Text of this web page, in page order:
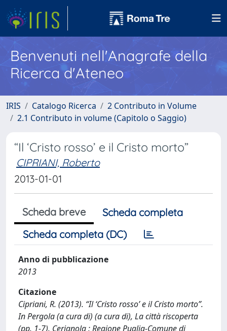
Benvenuti nell'Anagrafe della
Ricerca d'Ateneo
IRIS Catalogo Ricerca
2 Contributo in Volume
2.1 Contributo in volume (Capitolo o Saggio)
“Il ‘Cristo rosso’ e il Cristo morto”
CIPRIANI, Roberto
2013-01-01
Scheda breve
Scheda completa
Scheda completa (DC)
Anno di pubblicazione
2013
Citazione
Cipriani, R. (2013). “Il ‘Cristo rosso’ e il Cristo morto”.
In Pergola (a cura di) (a cura di), La città riscoperta
(pp. 1-7). Cerignola : Regione Puglia-Comune di